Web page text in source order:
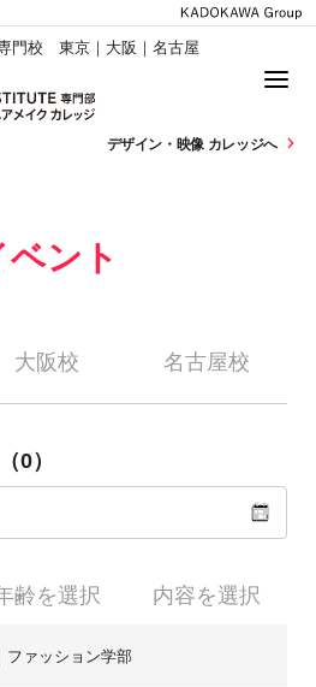
門校 東京｜大阪｜名古屋
デザイン・ 映像 カレッジへ
ベント
大阪校 名古屋校
（0）
齢を選択 内容を選択
ファッション学部